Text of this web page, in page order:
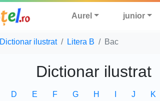
Aurel junior
Dictionar ilustrat Litera B Bac
Dictionar ilustrat
D E F G H J K